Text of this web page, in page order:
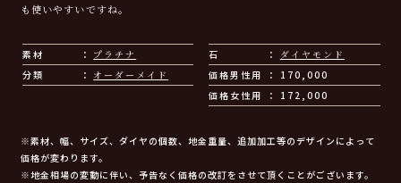
も使いやすいですね。
素材 プラチナ 石
ダイヤモンド
分類
オーダーメイド 価格男性用
170,000
価格女性用
172,000
※素材、幅、サイズ、ダイヤの個数、地金重量、追加加工等のデザインによって
価格が変わります。
※地金相場の変動に伴い、予告なく価格の改訂をさせて頂くことがございます。